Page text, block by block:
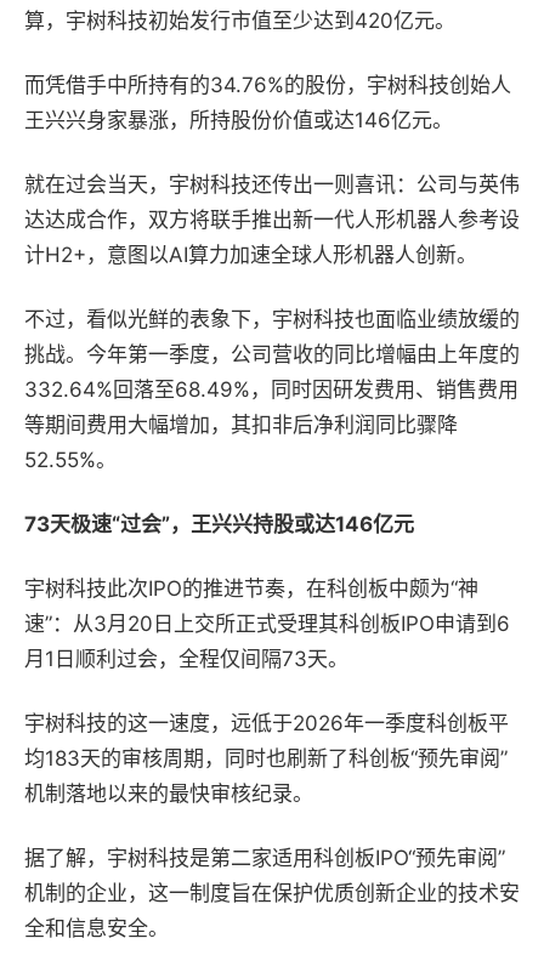
算，宇树科技初始发行市值至少达到420亿元。
而凭借手中所持有的34.76%的股份，宇树科技创始人
王兴兴身家暴涨，所持股份价值或达146亿元。
就在过会当天，宇树科技还传出一则喜讯：公司与英伟
达达成合作，双方将联手推出新一代人形机器人参考设
计H2+，意图以AI算力加速全球人形机器人创新。
不过，看似光鲜的表象下，宇树科技也面临业绩放缓的
挑战。今年第一季度，公司营收的同比增幅由上年度的
332.64%回落至68.49%，同时因研发费用、销售费用
等期间费用大幅增加，其扣非后净利润同比骤降
52.55%。
73天极速“过会”，王兴兴持股或达146亿元
宇树科技此次IPO的推进节奏，在科创板中颇为“神
速”：从3月20日上交所正式受理其科创板IPO申请到6
月1日顺利过会，全程仅间隔73天。
宇树科技的这一速度，远低于2026年一季度科创板平
均183天的审核周期，同时也刷新了科创板“预先审阅”
机制落地以来的最快审核纪录。
据了解，宇树科技是第二家适用科创板IPO“预先审阅”
机制的企业，这一制度旨在保护优质创新企业的技术安
全和信息安全。